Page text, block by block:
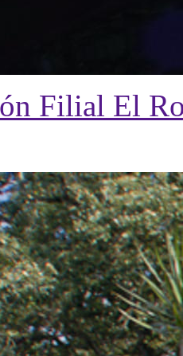
Filial El